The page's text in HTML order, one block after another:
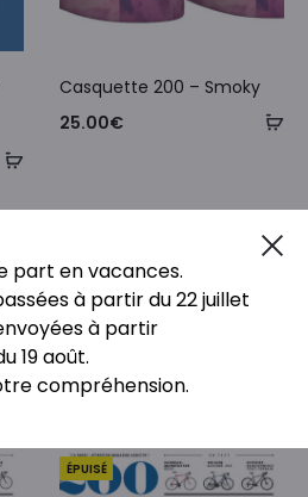
Casquette 200 – Smoky
25.00€
SIMILAIRES
ÉPUISÉ
part en vacances.
à partir du 22 juillet
à partir
19 août.
compréhension.